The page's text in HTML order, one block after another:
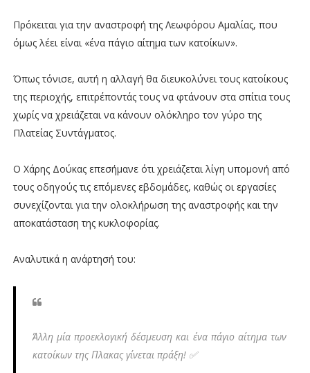
Πρόκειται για την αναστροφή της Λεωφόρου Αμαλίας, που
όμως λέει είναι «ένα πάγιο αίτημα των κατοίκων».
Όπως τόνισε, αυτή η αλλαγή θα διευκολύνει τους κατοίκους
της περιοχής, επιτρέποντάς τους να φτάνουν στα σπίτια τους
χωρίς να χρειάζεται να κάνουν ολόκληρο τον γύρο της
Πλατείας Συντάγματος.
Ο Χάρης Δούκας επεσήμανε ότι χρειάζεται λίγη υπομονή από
τους οδηγούς τις επόμενες εβδομάδες, καθώς οι εργασίες
συνεχίζονται για την ολοκλήρωση της αναστροφής και την
αποκατάσταση της κυκλοφορίας.
Αναλυτικά η ανάρτησή του:
Άλλη μία προεκλογική δέσμευση και ένα πάγιο αίτημα των
κατοίκων της Πλακας γίνεται πράξη! ✅